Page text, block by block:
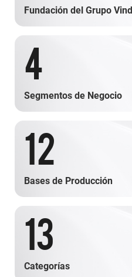
Fundación del Grupo
4
Segmentos de Negocio
12
Bases de Producción
13
Categorías